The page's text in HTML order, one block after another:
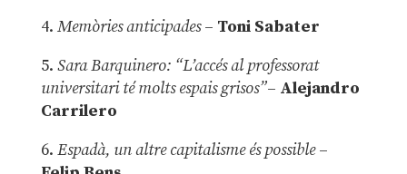
4. Memòries anticipades– Toni Sabater
5. Sara Barquinero: “L’accés al professorat
universitari té molts espais grisos”– Alejandro
Carrilero
6. Espadà, un altre capitalisme és possible –